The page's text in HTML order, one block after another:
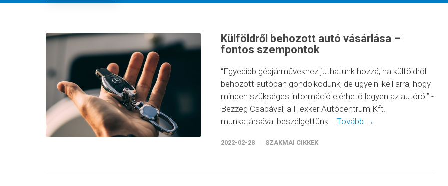
Külföldről behozott autó vásárlása –
fontos szempontok
“Egyedibb gépjárművekhez juthatunk hozzá, ha külföldről
behozott autóban gondolkodunk, de ügyelni kell arra, hogy
minden szükséges információ elérhető legyen az autóról” -
Bezzeg Csabával, a Flexker Autócentrum Kft.
munkatársával beszélgettünk... Tovább →
2022-02-28 SZAKMAI CIKKEK